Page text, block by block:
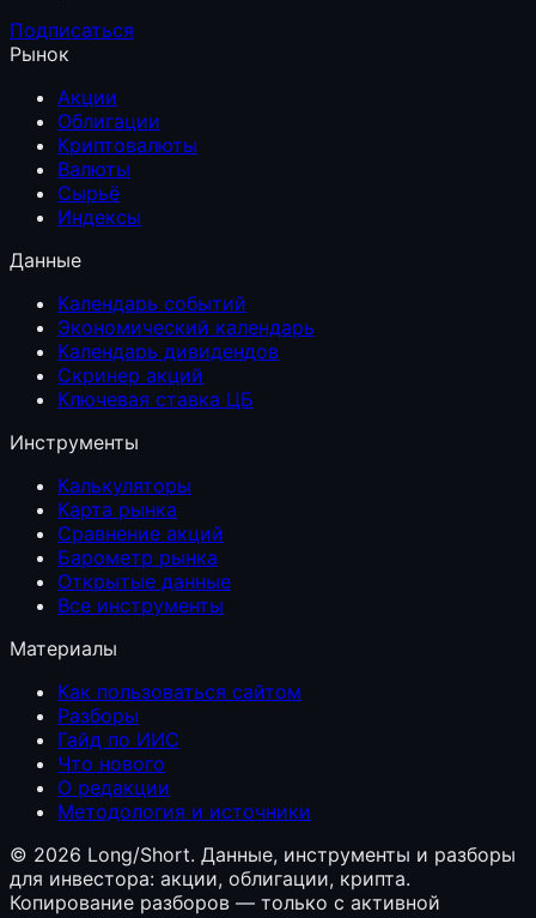
Подписаться
Рынок
Акции
Облигации
Криптовалюты
Валюты
Сырьё
Индексы
Данные
Календарь событий
Экономический календарь
Календарь дивидендов
Скринер акций
Ключевая ставка ЦБ
Инструменты
Калькуляторы
Карта рынка
Сравнение акций
Барометр рынка
Открытые данные
Все инструменты
Материалы
Как пользоваться сайтом
Разборы
Гайд по ИИС
Что нового
О редакции
Методология и источники
© 2026 Long/Short. Данные, инструменты и разборы
для инвестора: акции, облигации, крипта.
Копирование разборов — только с активной